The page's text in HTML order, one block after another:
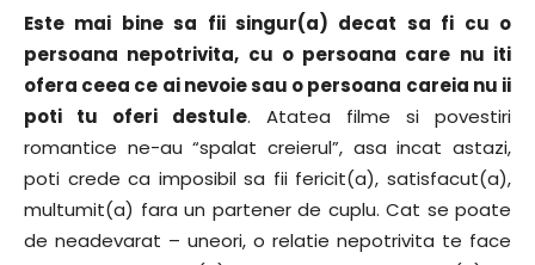
Este mai bine sa fii singur(a) decat sa fi cu o
persoana nepotrivita, cu o persoana care nu iti
ofera ceea ce ai nevoie sau o persoana careia nu ii
poti tu oferi destule. Atatea filme si povestiri
romantice ne-au “spalat creierul”, asa incat astazi,
poti crede ca imposibil sa fii fericit(a), satisfacut(a),
multumit(a) fara un partener de cuplu. Cat se poate
de neadevarat – uneori, o relatie nepotrivita te face